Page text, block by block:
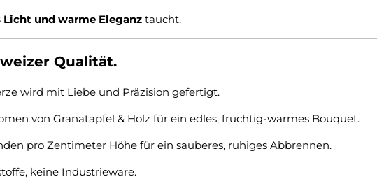
Licht und warme Eleganz taucht.
Qualität.
wird mit Liebe und Präzision gefertigt.
von Granatapfel & Holz für ein edles, fruchtig-warmes Bouquet.
pro Zentimeter Höhe für ein sauberes, ruhiges Abbrennen.
keine Industrieware.